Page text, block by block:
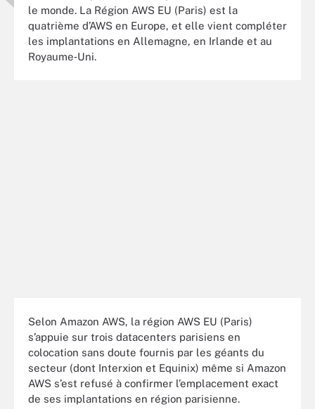
le monde. La Région AWS EU (Paris) est la
quatrième d’AWS en Europe, et elle vient compléter
les implantations en Allemagne, en Irlande et au
Royaume‐Uni.
Selon Amazon AWS, la région AWS EU (Paris)
s’appuie sur trois datacenters parisiens en
colocation sans doute fournis par les géants du
secteur (dont Interxion et Equinix) même si Amazon
AWS s’est refusé à confirmer l’emplacement exact
de ses implantations en région parisienne.